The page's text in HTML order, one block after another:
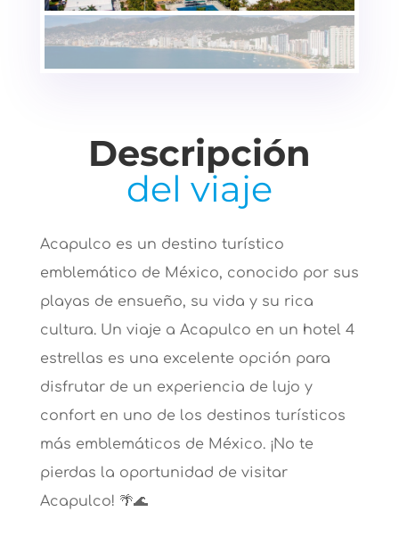
Descripción
del viaje
Acapulco es un destino turístico
emblemático de México, conocido por sus
playas de ensueño, su vida y su rica
cultura. Un viaje a Acapulco en un hotel 4
estrellas es una excelente opción para
disfrutar de un experiencia de lujo y
confort en uno de los destinos turísticos
más emblemáticos de México. ¡No te
pierdas la oportunidad de visitar
Acapulco! 🌴🌊